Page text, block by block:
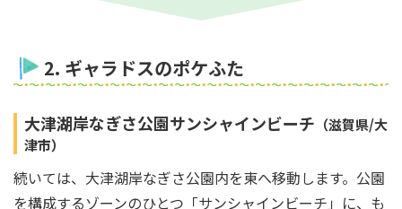
2. ギャラドスのポケふた
大津湖岸なぎさ公園サンシャインビーチ （滋賀県/大
津市）
続いては、大津湖岸なぎさ公園内を東へ移動します。公園
を構成するゾーンのひとつ「サンシャインビーチ」に、も